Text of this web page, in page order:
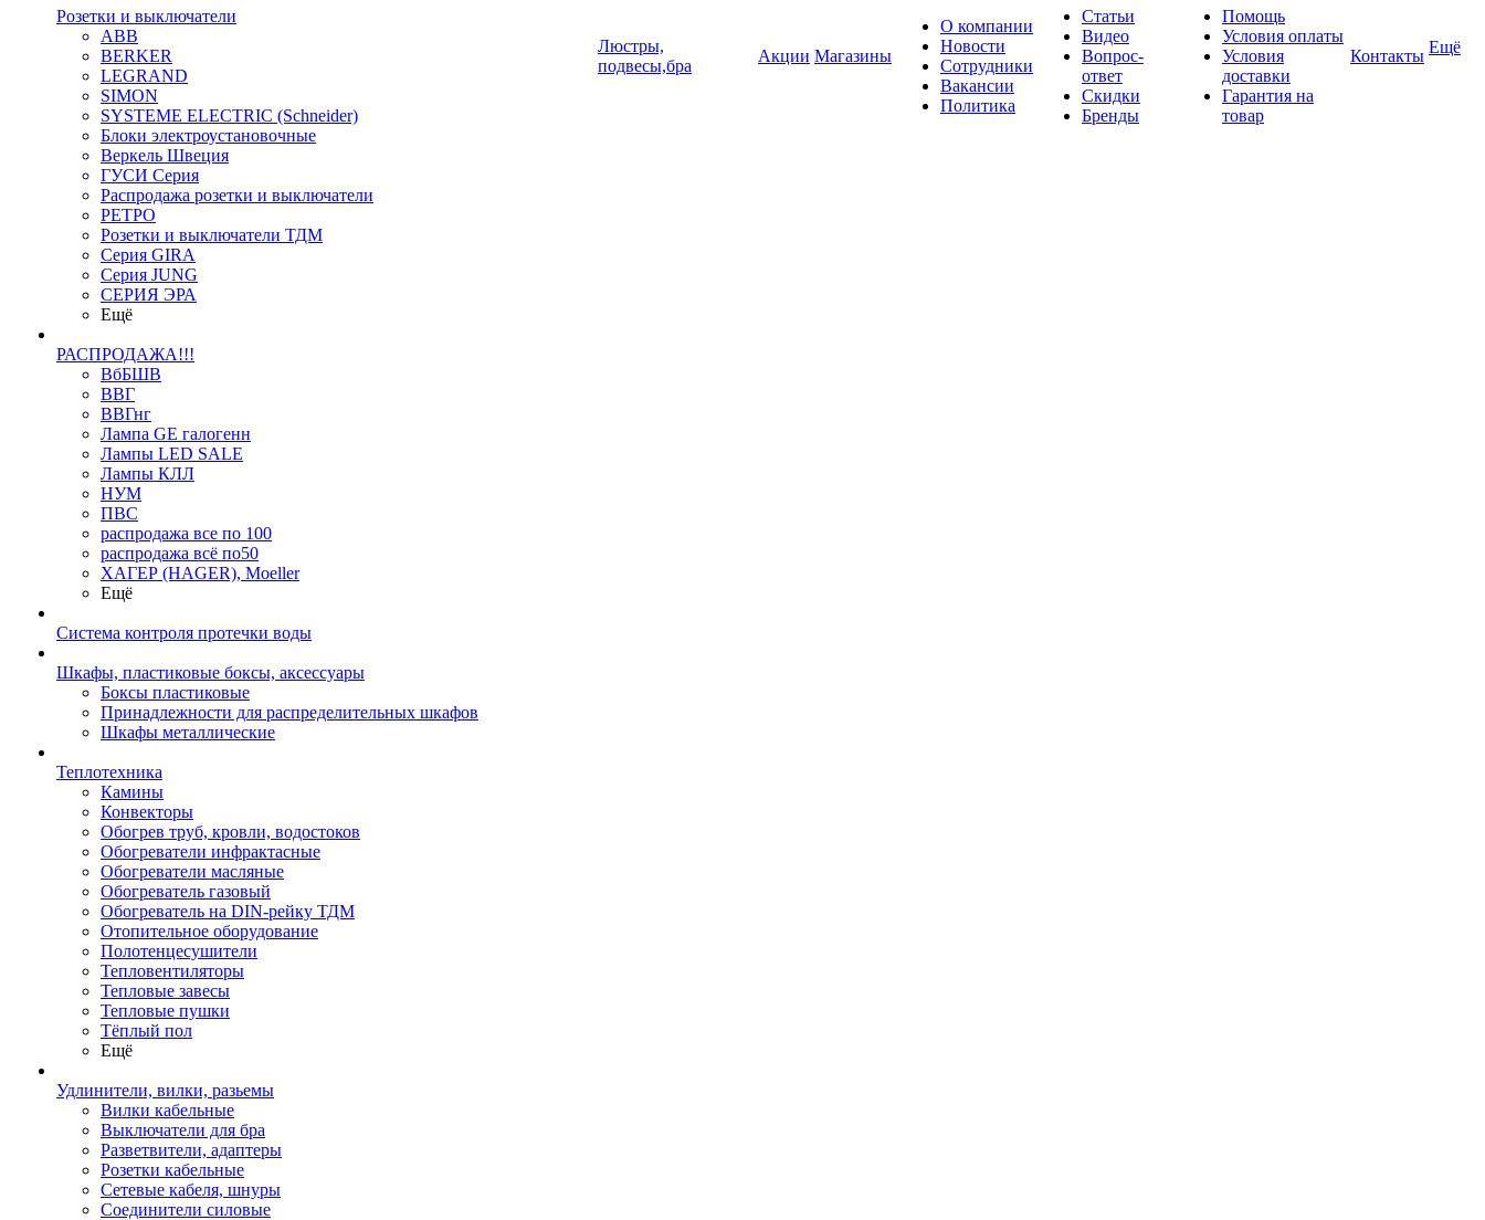
Розетки и выключатели
ABB
BERKER
LEGRAND
SIMON
SYSTEME ELECTRIC (Schneider)
Блоки электроустановочные
Веркель Швеция
ГУСИ Серия
Распродажа розетки и выключатели
РЕТРО
Розетки и выключатели ТДМ
Серия GIRA
Серия JUNG
СЕРИЯ ЭРА
Ещё
РАСПРОДАЖА!!!
ВбБШВ
ВВГ
ВВГнг
Лампа GE галогенн
Лампы LED SALE
Лампы КЛЛ
НУМ
ПВС
распродажа все по 100
распродажа всё по50
ХАГЕР (HAGER), Moeller
Ещё
Система контроля протечки воды
Шкафы, пластиковые боксы, аксессуары
Боксы пластиковые
Принадлежности для распределительных шкафов
Шкафы металлические
Теплотехника
Камины
Конвекторы
Обогрев труб, кровли, водостоков
Обогреватели инфрактасные
Обогреватели масляные
Обогреватель газовый
Обогреватель на DIN-рейку ТДМ
Отопительное оборудование
Полотенцесушители
Тепловентиляторы
Тепловые завесы
Тепловые пушки
Тёплый пол
Ещё
Удлинители, вилки, разьемы
Вилки кабельные
Выключатели для бра
Разветвители, адаптеры
Розетки кабельные
Сетевые кабеля, шнуры
Соединители силовые
Люстры,
подвесы,бра
Акции Магазины
О компании
Новости
Сотрудники
Вакансии
Политика
Статьи
Видео
Вопрос-
ответ
Скидки
Бренды
Помощь
Условия оплаты
Условия
доставки
Гарантия на
товар
Контакты Ещё